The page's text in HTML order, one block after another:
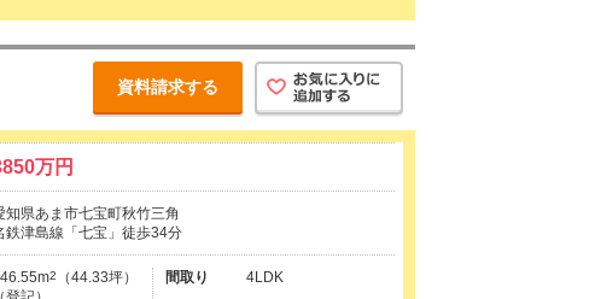
資料請求する
万円
知県あま市七宝町秋竹三角
鉄津島線「七宝」徒歩34分
2
（44.33坪）
間取り 4LDK